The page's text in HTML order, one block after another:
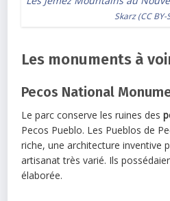
Skarz(CC BY-
Les monuments à
Pecos National
Le parc conserve les ruines des
Pecos Pueblo. Les Pueblos de
riche, une architecture inventive
artisanat très varié. Ils
élaborée.